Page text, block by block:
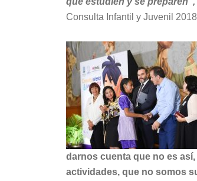
Consulta Infantil y Juvenil
darnos cuenta que no es
actividades, que no somos